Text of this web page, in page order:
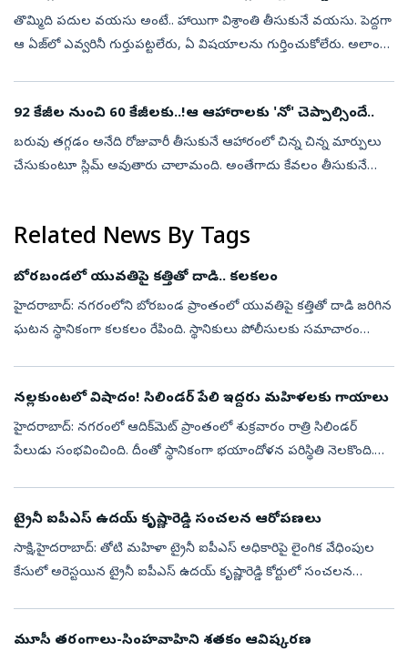
తొమ్మిది పదుల వయసు అంటే.. హాయిగా విశ్రాంతి తీసుకునే వయసు. పెద్దగా
ఆ ఏజ్‌లో ఎవ్వరినీ గుర్తుపట్టలేరు, ఏ విషయాలను గుర్తించుకోలేరు. అలాంటి
92 కేజీల నుంచి 60 కేజీలకు..!ఆ ఆహారాలకు 'నో' చెప్పాల్సిందే..
బరువు తగ్గడం అనేది రోజువారీ తీసుకునే ఆహారంలో చిన్న చిన్న మార్పులు
చేసుకుంటూ స్లిమ్‌ అవుతారు చాలామంది. అంతేగాదు కేవలం తీసుకునే
Related News By Tags
బోరబండలో యువతిపై కత్తితో దాడి.. కలకలం
హైదరాబాద్: నగరంలోని బోరబండ ప్రాంతంలో యువతిపై కత్తితో దాడి జరిగిన
ఘటన స్థానికంగా కలకలం రేపింది. స్థానికులు పోలీసులకు సమాచారం
నల్లకుంటలో విషాదం! సిలిండర్ పేలి ఇద్దరు మహిళలకు గాయాలు
హైదరాబాద్: నగరంలో ఆదిక్‌మెట్ ప్రాంతంలో శుక్రవారం రాత్రి సిలిండర్
పేలుడు సంభవించింది. దీంతో స్థానికంగా భయాందోళన పరిస్థితి నెలకొంది.
ట్రైనీ ఐపీఎస్‌ ఉదయ్‌ కృష్ణారెడ్డి సంచలన ఆరోపణలు
సాక్షి,హైదరాబాద్: తోటి మహిళా ట్రైనీ ఐపీఎస్‌ అధికారిపై లైంగిక వేధింపుల
కేసులో అరెస్టయిన ట్రైనీ ఐపీఎస్ ఉదయ్‌ కృష్ణారెడ్డి కోర్టులో సంచలన
మూసీ తరంగాలు-సింహవాహిని శతకం ఆవిష్కరణ